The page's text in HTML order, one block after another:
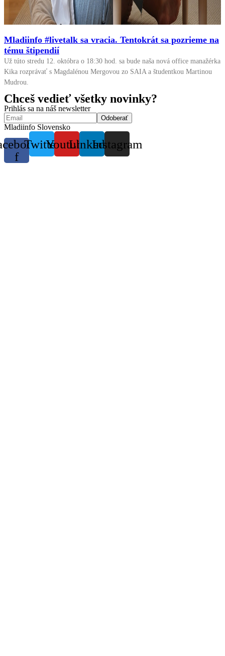
Mladiinfo #livetalk sa vracia. Tentokrát sa pozrieme na
tému štipendií
Už túto stredu 12. októbra o 18:30 hod. sa bude naša nová office manažérka
Kika rozprávať s Magdalénou Mergovou zo SAIA a študentkou Martinou
Mudrou.
Chceš vedieť všetky novinky?
Prihlás sa na náš newsletter
Mladiinfo Slovensko
f
TwitterYoutubeLinkedinInstagram